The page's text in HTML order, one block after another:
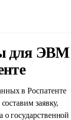
для ЭВМ
в Роспатенте
заявку,
государственной